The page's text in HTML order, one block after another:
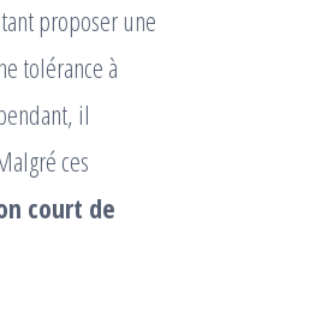
proposer une
tolérance à
il
ces
court de